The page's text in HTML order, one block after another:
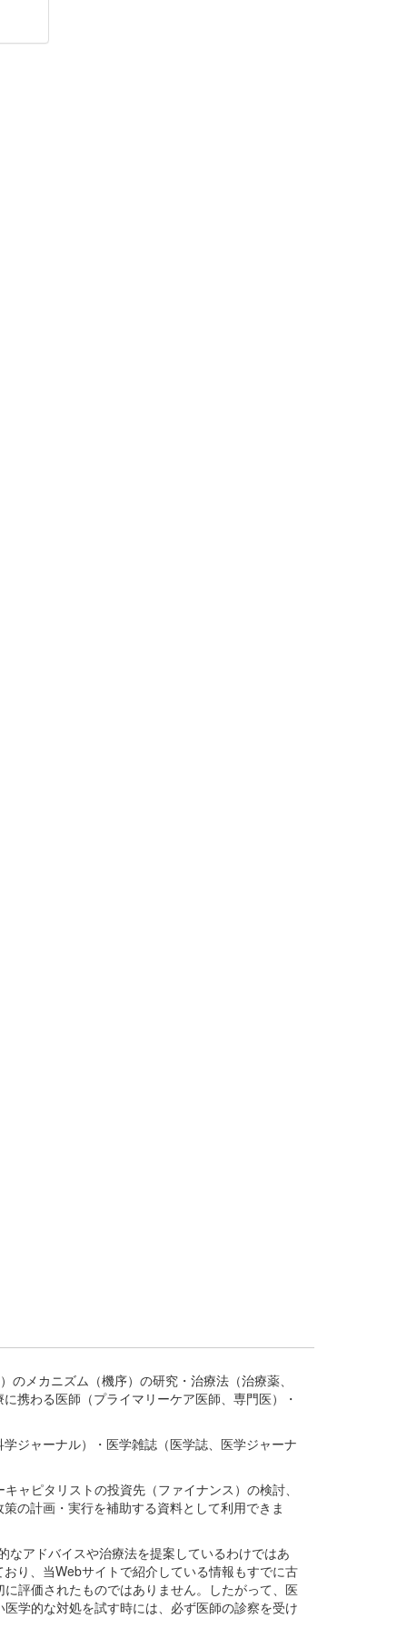
メカニズム（機序）の研究・治療法（治療薬、
携わる医師（プライマリーケア医師、専門医）・
ジャーナル）・医学雑誌（医学誌、医学ジャーナ
ャピタリストの投資先（ファイナンス）の検討、
の計画・実行を補助する資料として利用できま
アドバイスや治療法を提案しているわけではあ
り、当Webサイトで紹介している情報もすでに古
評価されたものではありません。したがって、医
学的な対処を試す時には、必ず医師の診察を受け